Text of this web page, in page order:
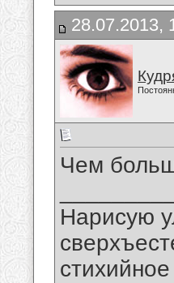
28.07.2013,
Чем
Нарисую